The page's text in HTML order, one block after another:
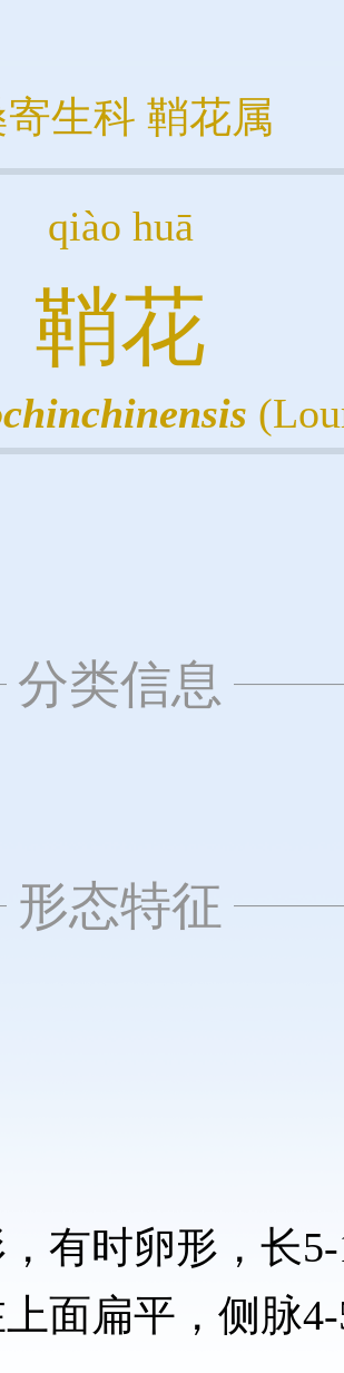
寄生科 鞘花属
qiào huā
鞘花
分类信息
形态特征
有时卵形，长
面扁平，侧脉4-